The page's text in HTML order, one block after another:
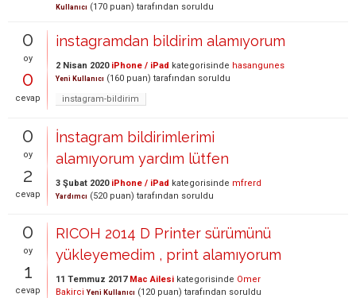
Kullanıcı (170 puan) tarafından soruldu
0
oy
0
cevap
instagramdan bildirim alamıyorum
2 Nisan 2020 iPhone / iPad kategorisinde hasangunes
Yeni Kullanıcı (160 puan) tarafından soruldu
instagram-bildirim
0
oy
2
cevap
İnstagram bildirimlerimi
alamıyorum yardım lütfen
3 Şubat 2020 iPhone / iPad kategorisinde mfrerd
Yardımcı (520 puan) tarafından soruldu
0
oy
1
cevap
RICOH 2014 D Printer sürümünü
yükleyemedim , print alamıyorum
11 Temmuz 2017 Mac Ailesi kategorisinde Omer
Bakirci Yeni Kullanıcı (120 puan) tarafından soruldu